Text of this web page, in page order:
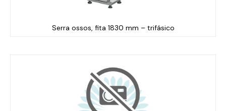
Serra ossos, fita 1830 mm – trifásico